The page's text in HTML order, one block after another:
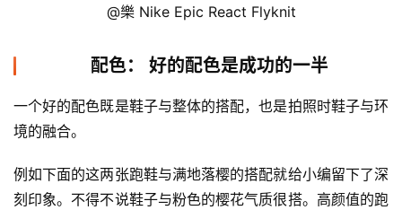
但不同的是，我们可以依据自己的喜好选择不同的角度与景
的角度拍出平时肉眼无法观察的视角。
仰 拍